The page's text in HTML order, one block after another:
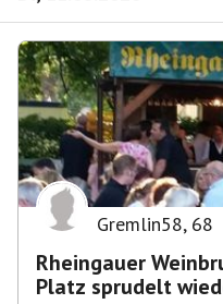
Gremlin58, 68
Rheingauer
Platz sprudelt